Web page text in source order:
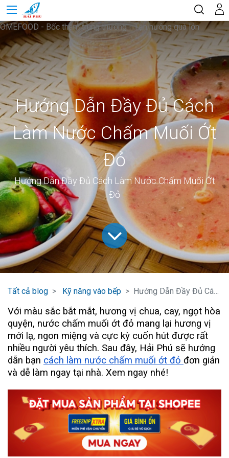
OMEFOOD - Bốc thăm trúng thưởng - Tận hưởng quà lớn
Hướng Dẫn Đầy Đủ Cách
Làm Nước Chấm Muối Ớt
Đỏ
Hướng Dẫn Đầy Đủ Cách Làm Nước Chấm Muối Ớt
Đỏ
Tất cả blog Kỹ năng vào bếp Hướng Dẫn Đầy Đủ Cách Làm Nước Chấm Muối Ớt Đỏ
Với màu sắc bắt mắt, hương vị chua, cay, ngọt hòa
quyện, nước chấm muối ớt đỏ mang lại hương vị
mới lạ, ngon miệng và cực kỳ cuốn hút được rất
nhiều người yêu thích. Sau đây, Hải Phú sẽ hướng
dẫn bạn cách làm nước chấm muối ớt đỏ đơn giản
và dễ làm ngay tại nhà. Xem ngay nhé!